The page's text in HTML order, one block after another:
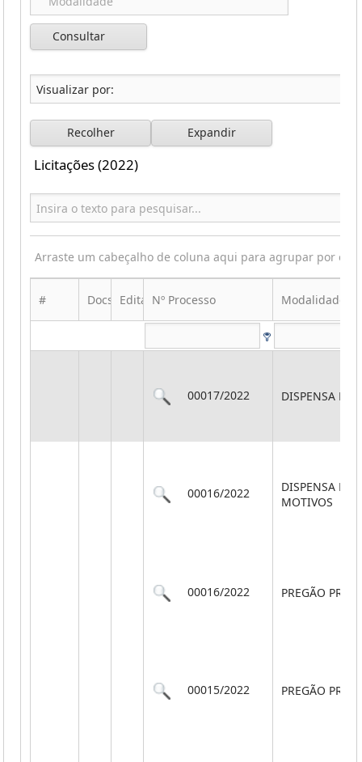
Consultar
Recolher Expandir
Licitações (2022)
Arraste um cabeçalho de coluna aqui para agrupar por
# Docs Edital Nº Processo Modalidade
00017/2022 DISPENSA
00016/2022
DISPENSA
MOTIVOS
00016/2022 PREGÃO
00015/2022 PREGÃO